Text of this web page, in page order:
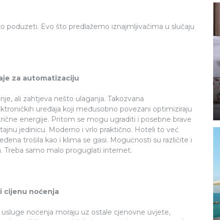
poduzeti. Evo što predlažemo iznajmljivačima u slučaju
za automatizaciju
ali zahtjeva nešto ulaganja. Takozvana
uređaja koji međusobno povezani optimiziraju
energije. Pritom se mogu ugraditi i posebne brave
jedinicu. Moderno i vrlo praktično. Hoteli to već
trošila kao i klima se gasi. Mogućnosti su različite i
Treba samo malo proguglati internet.
cijenu noćenja
noćenja moraju uz ostale cjenovne uvjete,